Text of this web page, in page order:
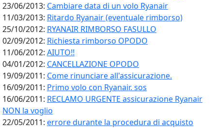
23/06/2013: Cambiare data di un volo Ryanair
11/03/2013: Ritardo Ryanair (eventuale rimborso)
25/10/2012: RYANAIR RIMBORSO FASULLO
02/09/2012: Richiesta rimborso OPODO
11/06/2012: AIUTO!!
04/01/2012: CANCELLAZIONE OPODO
19/09/2011: Come rinunciare all'assicurazione.
16/09/2011: Primo volo con Ryanair. sos
16/06/2011: RECLAMO URGENTE assicurazione Ryanair
NON la voglio
22/05/2011: errore durante la procedura di acquisto